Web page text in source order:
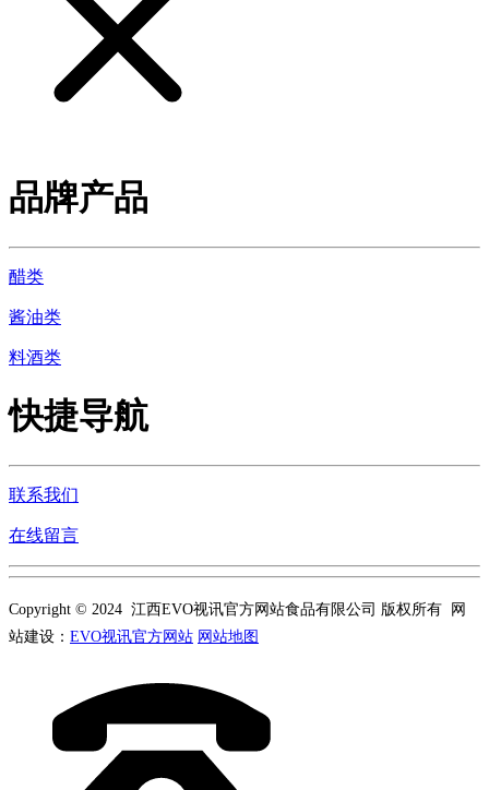
品牌产品
醋类
酱油类
料酒类
快捷导航
联系我们
在线留言
Copyright © 2024 江西EVO视讯官方网站食品有限公司 版权所有 网
站建设： EVO视讯官方网站 网站地图